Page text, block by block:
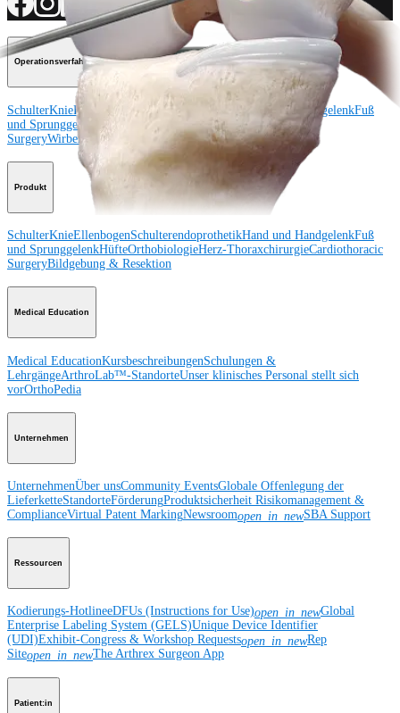
Operationsverfahren
SchulterKnieEllenbogen Schulterendoprothetik Hand und HandgelenkFuß
und Sprunggelenk
OrthobiologieCardiothoracic
SurgeryWirbelsäule
Produkt
SchulterKnieEllenbogenSchulterendoprothetikHand und HandgelenkFuß
und SprunggelenkHüfteOrthobiologieHerz-ThoraxchirurgieCardiothoracic
SurgeryBildgebung & Resektion
Medical Education
Medical EducationKursbeschreibungenSchulungen &
LehrgängeArthroLab™-StandorteUnser klinisches Personal stellt sich
vorOrthoPedia
Unternehmen
UnternehmenÜber unsCommunity EventsGlobale Offenlegung der
LieferketteStandorteFörderungProduktsicherheit Risikomanagement &
ComplianceVirtual Patent MarkingNewsroomopen_in_newSBA Support
Ressourcen
Kodierungs-HotlineeDFUs (Instructions for Use)open_in_newGlobal
Enterprise Labeling System (GELS)Unique Device Identifier
(UDI)Exhibit-Congress & Workshop Requestsopen_in_newRep
Siteopen_in_newThe Arthrex Surgeon App
Patient:in